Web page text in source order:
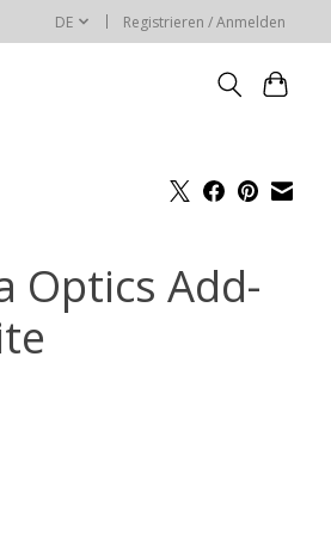
DE Registrieren / Anmelden
Optics Add-